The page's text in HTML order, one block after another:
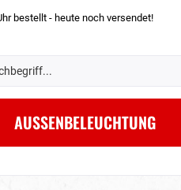
bestellt - heute noch versendet!
AUSSENBELEUCHTUNG